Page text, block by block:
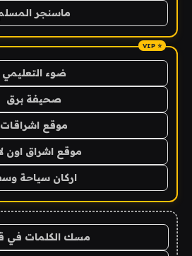
ماسنجر
ضوء التعليمي
صحيفة برق
موقع اشراقات
موقع اشراق اون
اركان سياحة
مسك الكلمات في